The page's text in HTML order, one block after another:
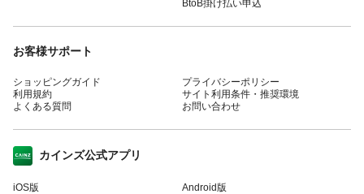
BtoB掛け払い申込
お客様サポート
ショッピングガイド
利用規約
よくある質問
プライバシーポリシー
サイト利用条件・推奨環境
お問い合わせ
カインズ公式アプリ
iOS版 Android版